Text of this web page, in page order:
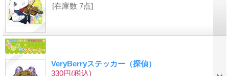
[在庫数 7点]
VeryBerryステッカー（探偵）
330円(税込)